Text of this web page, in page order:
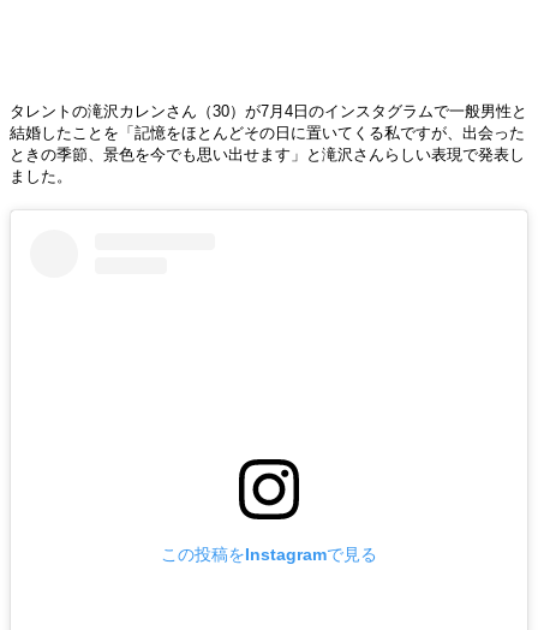
タレントの滝沢カレンさん（30）が7月4日のインスタグラムで一般男性と
結婚したことを「記憶をほとんどその日に置いてくる私ですが、出会った
ときの季節、景色を今でも思い出せます」と滝沢さんらしい表現で発表し
ました。
この投稿をInstagramで見る